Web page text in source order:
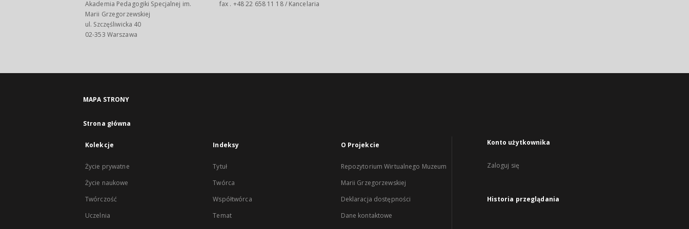
Akademia Pedagogiki Specjalnej im.
Marii Grzegorzewskiej
ul. Szczęśliwicka 40
02-353 Warszawa
fax . +48 22 658 11 18 / Kancelaria
MAPA STRONY
Strona główna
Kolekcje
Życie prywatne
Życie naukowe
Twórczość
Uczelnia
Indeksy
Tytuł
Twórca
Współtwórca
Temat
O Projekcie
Repozytorium Wirtualnego Muzeum
Marii Grzegorzewskiej
Deklaracja dostępności
Dane kontaktowe
Konto użytkownika
Zaloguj się
Historia przeglądania